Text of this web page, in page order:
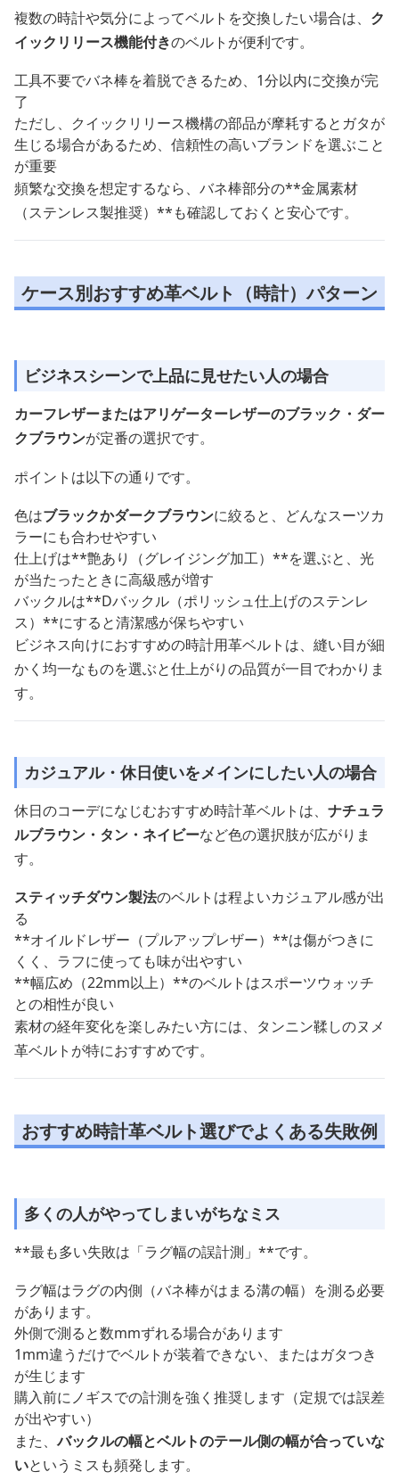
複数の時計や気分によってベルトを交換したい場合は、 ク
イックリリース機能付きのベルトが便利です。
工具不要でバネ棒を着脱できるため、1分以内に交換が完
了
ただし、クイックリリース機構の部品が摩耗するとガタが
生じる場合があるため、信頼性の高いブランドを選ぶこと
が重要
頻繁な交換を想定するなら、バネ棒部分の**金属素材
（ステンレス製推奨）**も確認しておくと安心です。
ケース別おすすめ革ベルト（時計）パターン
ビジネスシーンで上品に見せたい人の場合
カーフレザーまたはアリゲーターレザーのブラック・ダー
クブラウンが定番の選択です。
ポイントは以下の通りです。
色はブラックかダークブラウンに絞ると、どんなスーツカ
ラーにも合わせやすい
仕上げは**艶あり（グレイジング加工）**を選ぶと、光
が当たったときに高級感が増す
バックルは**Dバックル（ポリッシュ仕上げのステンレ
ス）**にすると清潔感が保ちやすい
ビジネス向けにおすすめの時計用革ベルトは、縫い目が細
かく均一なものを選ぶと仕上がりの品質が一目でわかりま
す。
カジュアル・休日使いをメインにしたい人の場合
休日のコーデになじむおすすめ時計革ベルトは、 ナチュラ
ルブラウン・タン・ネイビーなど色の選択肢が広がりま
す。
スティッチダウン製法のベルトは程よいカジュアル感が出
る
**オイルドレザー（プルアップレザー）**は傷がつきに
くく、ラフに使っても味が出やすい
**幅広め（22mm以上）**のベルトはスポーツウォッチ
との相性が良い
素材の経年変化を楽しみたい方には、タンニン鞣しのヌメ
革ベルトが特におすすめです。
おすすめ時計革ベルト選びでよくある失敗例
多くの人がやってしまいがちなミス
**最も多い失敗は「ラグ幅の誤計測」**です。
ラグ幅はラグの内側（バネ棒がはまる溝の幅）を測る必要
があります。
外側で測ると数mmずれる場合があります
1mm違うだけでベルトが装着できない、またはガタつき
が生じます
購入前にノギスでの計測を強く推奨します（定規では誤差
が出やすい）
また、バックルの幅とベルトのテール側の幅が合っていな
いというミスも頻発します。